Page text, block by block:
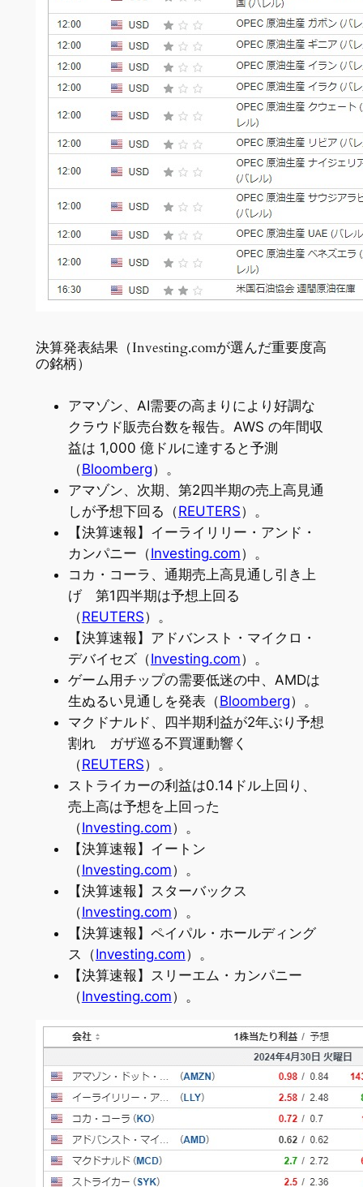
決算発表結果（Investing.comが選んだ重要度高
の銘柄）
アマゾン、AI需要の高まりにより好調な
クラウド販売台数を報告。AWS の年間収
益は 1,000 億ドルに達すると予測
（Bloomberg）。
アマゾン、次期、第2四半期の売上高見通
しが予想下回る（REUTERS）。
【決算速報】イーライリリー・アンド・
カンパニー（Investing.com）。
コカ・コーラ、通期売上高見通し引き上
げ 第1四半期は予想上回る
（REUTERS）。
【決算速報】アドバンスト・マイクロ・
デバイセズ（Investing.com）。
ゲーム用チップの需要低迷の中、AMDは
生ぬるい見通しを発表（Bloomberg）。
マクドナルド、四半期利益が2年ぶり予想
割れ ガザ巡る不買運動響く
（REUTERS）。
ストライカーの利益は0.14ドル上回り、
売上高は予想を上回った
（Investing.com）。
【決算速報】イートン
（Investing.com）。
【決算速報】スターバックス
（Investing.com）。
【決算速報】ペイパル・ホールディング
ス（Investing.com）。
【決算速報】スリーエム・カンパニー
（Investing.com）。